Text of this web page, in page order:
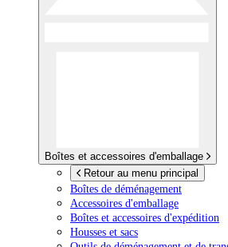
Boîtes et accessoires d'emballage
Retour au menu principal
Boîtes de déménagement
Accessoires d'emballage
Boîtes et accessoires d'expédition
Housses et sacs